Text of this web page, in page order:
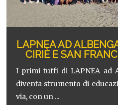
LAPNEA AD
CIRIÈ E SAN
I primi tuffi di LAPNEA ad
diventa strumento di
via, con un ...